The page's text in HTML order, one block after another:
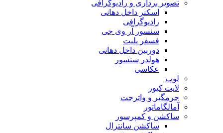
تصویر برداری و رادیوگرافی
اسکنر داخل دهانی
رادیوگرافی
سنسور آر وی جی
فسفر پلیت
دوربین داخل دهانی
هولدر سنسور
عکاسی
لوپ
لایت کیور
جرمگیر و واترجت
آمالگاماتور
ساکشن و کمپرسور
ساکشن سانترال